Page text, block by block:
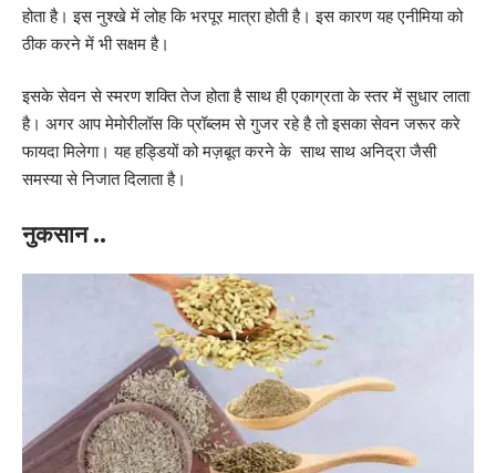
होता है। इस नुश्खे में लोह कि भरपूर मात्रा होती है। इस कारण यह एनीमिया को
ठीक करने में भी सक्षम है।
इसके सेवन से स्मरण शक्ति तेज होता है साथ ही एकाग्रता के स्तर में सुधार लाता
है। अगर आप मेमोरीलॉस कि प्रॉब्लम से गुजर रहे है तो इसका सेवन जरूर करे
फायदा मिलेगा। यह हड्डियों को मज़बूत करने के साथ साथ अनिद्रा जैसी
समस्या से निजात दिलाता है।
नुकसान ..